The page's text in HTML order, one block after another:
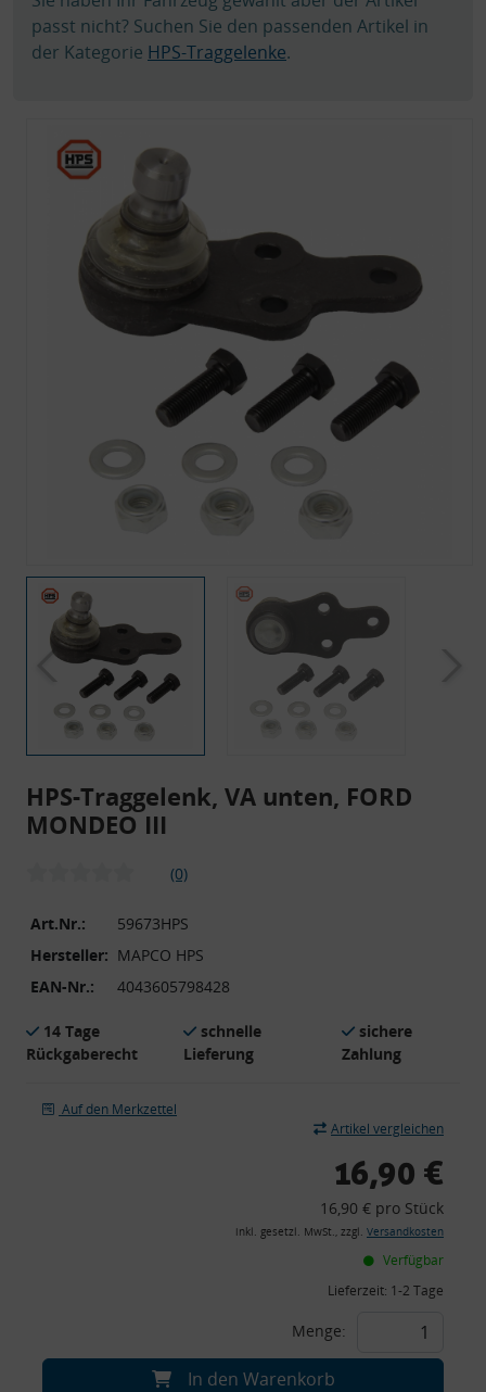
passt nicht? Suchen Sie den passenden Artikel in
der Kategorie HPS-Traggelenke.
HPS-Traggelenk, VA unten, FORD
MONDEO III
(0)
Art.Nr.:
59673HPS
Hersteller: MAPCO HPS
EAN-Nr.:
4043605798428
14 Tage
Rückgaberecht
schnelle
Lieferung
sichere
Zahlung
Auf den Merkzettel
Artikel vergleichen
16,90 €
16,90 € pro Stück
inkl. gesetzl. MwSt., zzgl. Versandkosten
Verfügbar
Lieferzeit: 1-2 Tage
Menge:
In den Warenkorb